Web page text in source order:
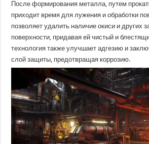
После формирования металла, путем
приходит время для лужения и обработки
позволяет удалить наличие окиси и других
поверхности, придавая ей чистый и
технология также улучшает адгезию и
слой защиты, предотвращая коррозию.